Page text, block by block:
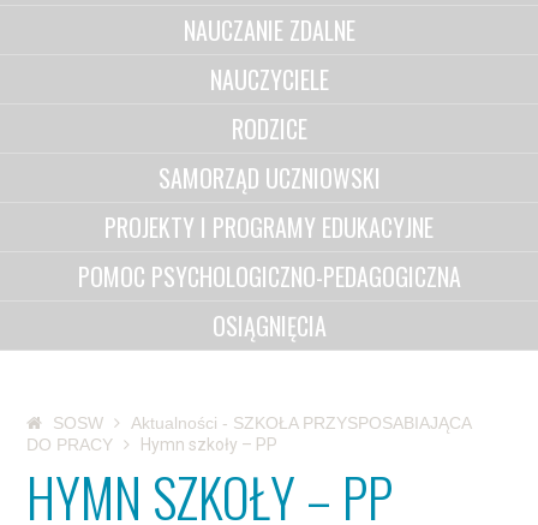
NAUCZANIE ZDALNE
NAUCZYCIELE
RODZICE
SAMORZĄD UCZNIOWSKI
PROJEKTY I PROGRAMY EDUKACYJNE
POMOC PSYCHOLOGICZNO-PEDAGOGICZNA
OSIĄGNIĘCIA
SOSW
Aktualności - SZKOŁA PRZYSPOSABIAJĄCA
DO PRACY
Hymn szkoły – PP
HYMN SZKOŁY – PP